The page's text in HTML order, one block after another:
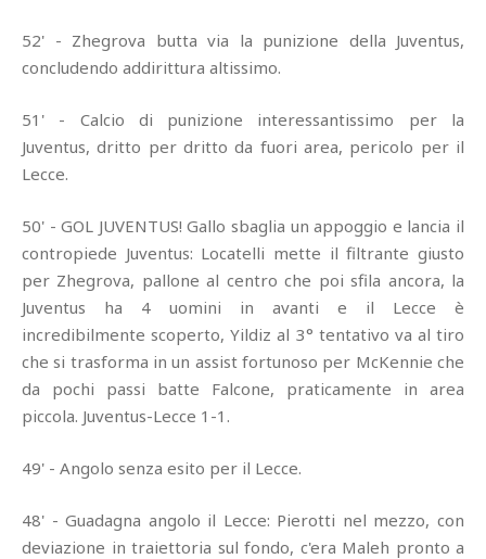
52' - Zhegrova butta via la punizione della Juventus,
concludendo addirittura altissimo.
51' - Calcio di punizione interessantissimo per la
Juventus, dritto per dritto da fuori area, pericolo per il
Lecce.
50' - GOL JUVENTUS! Gallo sbaglia un appoggio e lancia il
contropiede Juventus: Locatelli mette il filtrante giusto
per Zhegrova, pallone al centro che poi sfila ancora, la
Juventus ha 4 uomini in avanti e il Lecce è
incredibilmente scoperto, Yildiz al 3° tentativo va al tiro
che si trasforma in un assist fortunoso per McKennie che
da pochi passi batte Falcone, praticamente in area
piccola. Juventus-Lecce 1-1.
49' - Angolo senza esito per il Lecce.
48' - Guadagna angolo il Lecce: Pierotti nel mezzo, con
deviazione in traiettoria sul fondo, c'era Maleh pronto a